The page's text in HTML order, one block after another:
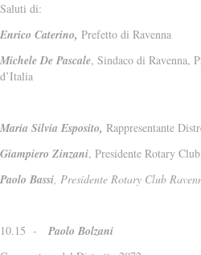
Saluti di:
Enrico Caterino, Prefetto di Ravenna
Michele De Pascale, Sindaco di Ravenna,
d’Italia
Maria Silvia Esposito, Rappresentante
Giampiero Zinzani, Presidente Rotary
Paolo Bassi, Presidente Rotary Club
10.15 - Paolo